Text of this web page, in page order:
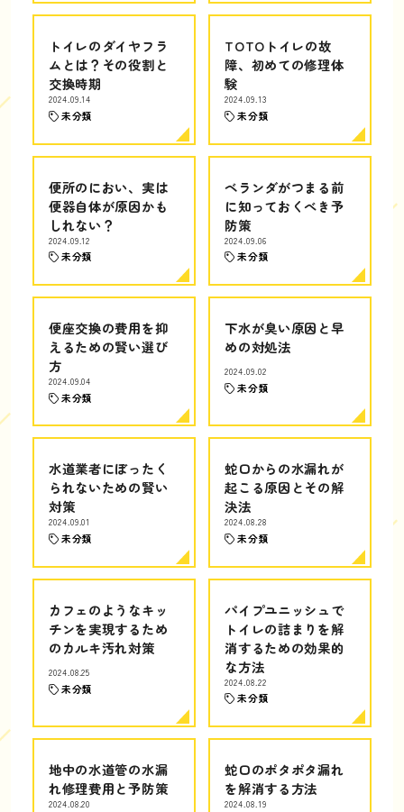
トイレのダイヤフラ
ムとは？その役割と
交換時期
2024.09.14
未分類
TOTOトイレの故
障、初めての修理体
験
2024.09.13
未分類
便所のにおい、実は
便器自体が原因かも
しれない？
2024.09.12
未分類
ベランダがつまる前
に知っておくべき予
防策
2024.09.06
未分類
便座交換の費用を抑
えるための賢い選び
方
2024.09.04
未分類
下水が臭い原因と早
めの対処法
2024.09.02
未分類
水道業者にぼったく
られないための賢い
対策
2024.09.01
未分類
蛇口からの水漏れが
起こる原因とその解
決法
2024.08.28
未分類
カフェのようなキッ
チンを実現するため
のカルキ汚れ対策
2024.08.25
未分類
パイプユニッシュで
トイレの詰まりを解
消するための効果的
な方法
2024.08.22
未分類
地中の水道管の水漏
れ修理費用と予防策
2024.08.20
蛇口のポタポタ漏れ
を解消する方法
2024.08.19